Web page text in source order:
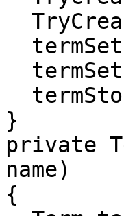
}
private
name)
{